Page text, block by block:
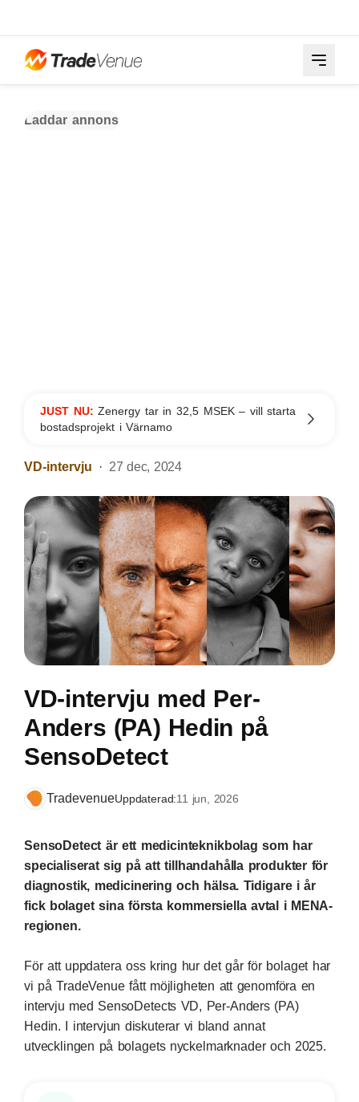
Laddar annons
JUST NU:Zenergy tar in 32,5 MSEK – vill starta
bostadsprojekt i Värnamo
VD-intervju 27 dec, 2024
VD-intervju med Per-
Anders (PA) Hedin på
SensoDetect
TradevenueUppdaterad:11 jun, 2026
SensoDetect är ett medicinteknikbolag som har
specialiserat sig på att tillhandahålla produkter för
diagnostik, medicinering och hälsa. Tidigare i år
fick bolaget sina första kommersiella avtal i MENA-
regionen.
För att uppdatera oss kring hur det går för bolaget har
vi på TradeVenue fått möjligheten att genomföra en
intervju med SensoDetects VD, Per-Anders (PA)
Hedin. I intervjun diskuterar vi bland annat
utvecklingen på bolagets nyckelmarknader och 2025.